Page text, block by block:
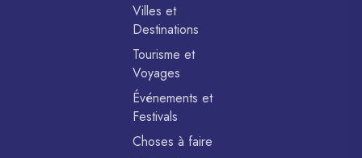
Villes et
Destinations
Tourisme et
Voyages
Événements et
Festivals
Choses à faire